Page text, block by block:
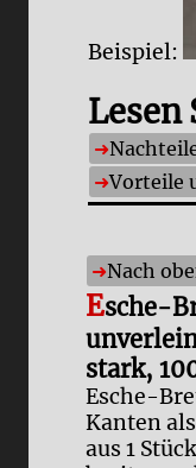
Beispiel:
Lesen
Vorteile
Nach
Esche-
stark,
Esche-
Kanten
aus 1